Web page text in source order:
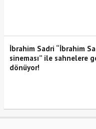
İbrahim Sadri “İbrahim
sineması” ile sahnelere
dönüyor!